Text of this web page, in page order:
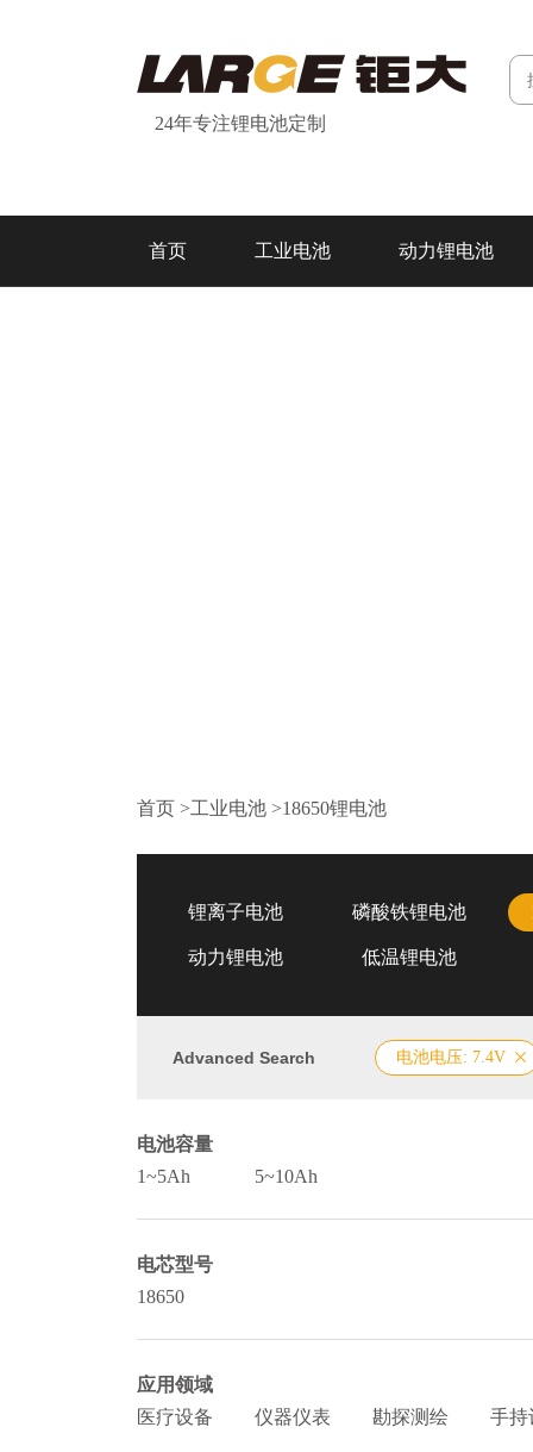
24年专注锂电池定制
首页 工业电池 动力锂电池
首页 >工业电池 >18650锂电池
锂离子电池 磷酸铁锂电池
动力锂电池 低温锂电池
Advanced Search 电池电压: 7.4V
电池容量
1~5Ah
5~10Ah
电芯型号
18650
应用领域
医疗设备
仪器仪表 勘探测绘 手持